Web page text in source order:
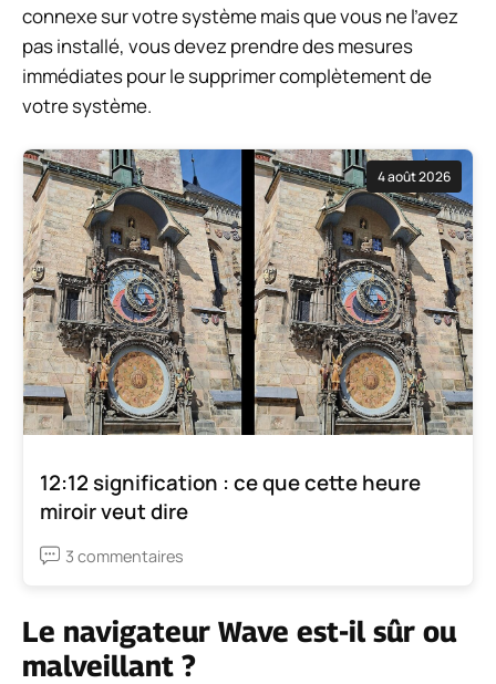
connexe sur votre système mais que vous ne l’avez
pas installé, vous devez prendre des mesures
immédiates pour le supprimer complètement de
votre système.
4 août 2026
12:12 signification : ce que cette heure
miroir veut dire
3 commentaires
Le navigateur Wave est-il sûr ou
malveillant ?